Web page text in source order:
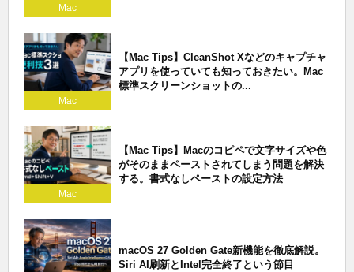
Mac
Mac
【Mac Tips】CleanShot Xなどのキャプチャ
アプリを使っていても知っておきたい。Mac
標準スクリーンショットの...
Mac
【Mac Tips】Macのコピペで文字サイズや色
がそのままペーストされてしまう問題を解決
する。書式なしペーストの設定方法
macOS 27 Golden Gate新機能を徹底解説。
Siri AI刷新とIntel完全終了という節目